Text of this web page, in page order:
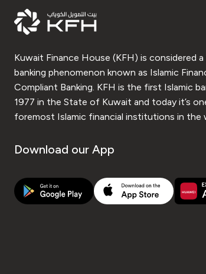
Kuwait Finance House (KFH) is considered
banking phenomenon known as Islamic
Compliant Banking. KFH is the first Islamic
1977 in the State of Kuwait and today it’s
foremost Islamic financial institutions in the
Download our App